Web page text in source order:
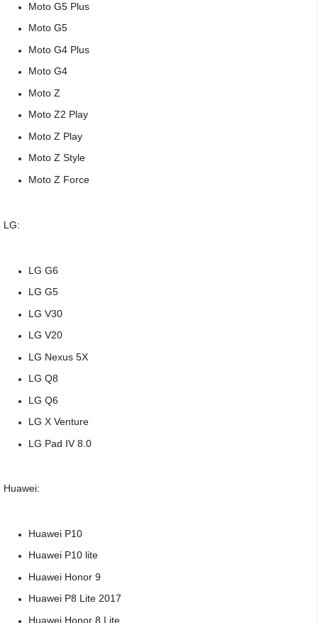
Moto G5 Plus
Moto G5
Moto G4 Plus
Moto G4
Moto Z
Moto Z2 Play
Moto Z Play
Moto Z Style
Moto Z Force
LG:
LG G6
LG G5
LG V30
LG V20
LG Nexus 5X
LG Q8
LG Q6
LG X Venture
LG Pad IV 8.0
Huawei:
Huawei P10
Huawei P10 lite
Huawei Honor 9
Huawei P8 Lite 2017
Huawei Honor 8 Lite